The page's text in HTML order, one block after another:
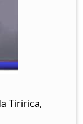
Tiririca,